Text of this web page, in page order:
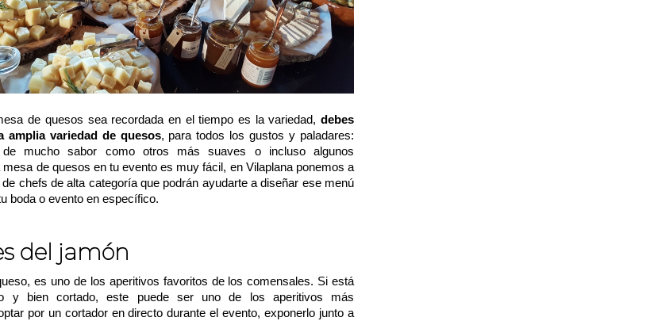
de quesos sea recordada en el tiempo es la variedad, debes
amplia variedad de quesos, para todos los gustos y paladares:
mucho sabor como otros más suaves o incluso algunos
mesa de quesos en tu evento es muy fácil, en Vilaplana ponemos a
chefs de alta categoría que podrán ayudarte a diseñar ese menú
boda o evento en específico.
del jamón
es uno de los aperitivos favoritos de los comensales. Si está
y bien cortado, este puede ser uno de los aperitivos más
por un cortador en directo durante el evento, exponerlo junto a